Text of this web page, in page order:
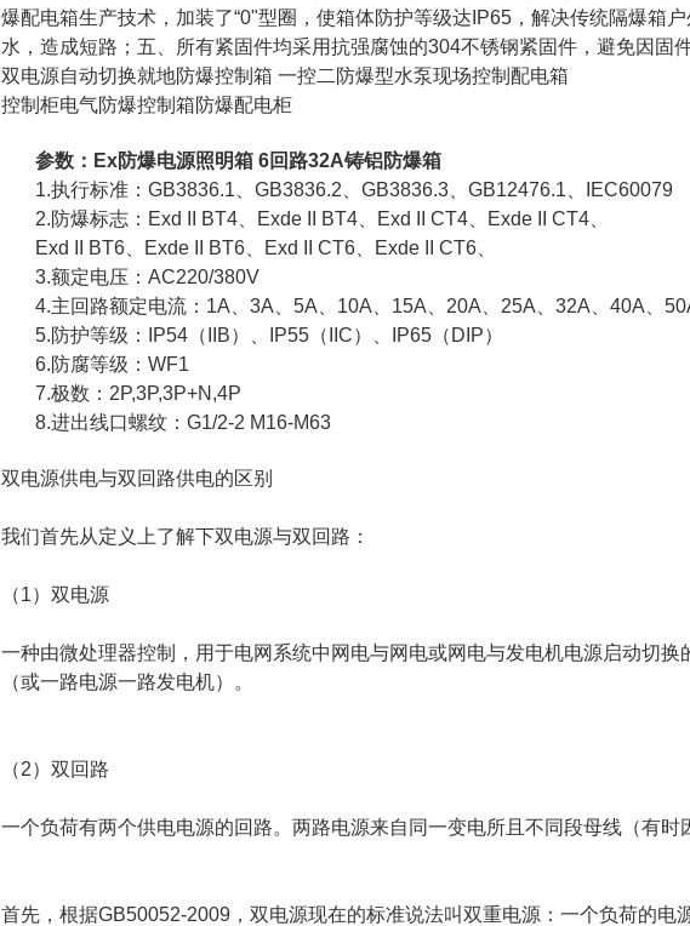
爆配电箱生产技术，加装了“0"型圈，使箱体防护等级达IP65，解决传统隔爆箱
水，造成短路；五、所有紧固件均采用抗强腐蚀的304不锈钢紧固件，避免因固
双电源自动切换就地防爆控制箱 一控二防爆型水泵现场控制配电箱
控制柜电气防爆控制箱防爆配电柜
参数： Ex防爆电源照明箱 6回路32A铸铝防爆箱
1.执行标准：GB3836.1、GB3836.2、GB3836.3、GB12476.1、IEC60079
2.防爆标志：Exd II BT4、Exde II BT4、Exd II CT4、Exde II CT4、
Exd II BT6、Exde II BT6、Exd II CT6、Exde II CT6、
3.额定电压：AC220/380V
4.主回路额定电流：1A、3A、5A、10A、15A、20A、25A、32A、40A、
5.防护等级：IP54（IIB）、IP55（IIC）、IP65（DIP）
6.防腐等级：WF1
7.极数：2P,3P,3P+N,4P
8.进出线口螺纹：G1/2-2 M16-M63
双电源供电与双回路供电的区别
我们首先从定义上了解下双电源与双回路：
（1）双电源
一种由微处理器控制，用于电网系统中网电与网电或网电与发电机电源启动切
（或一路电源一路发电机）。
（2）双回路
一个负荷有两个供电电源的回路。两路电源来自同一变电所且不同段母线（有时
首先，根据GB50052-2009，双电源现在的标准说法叫双重电源：一个负荷的